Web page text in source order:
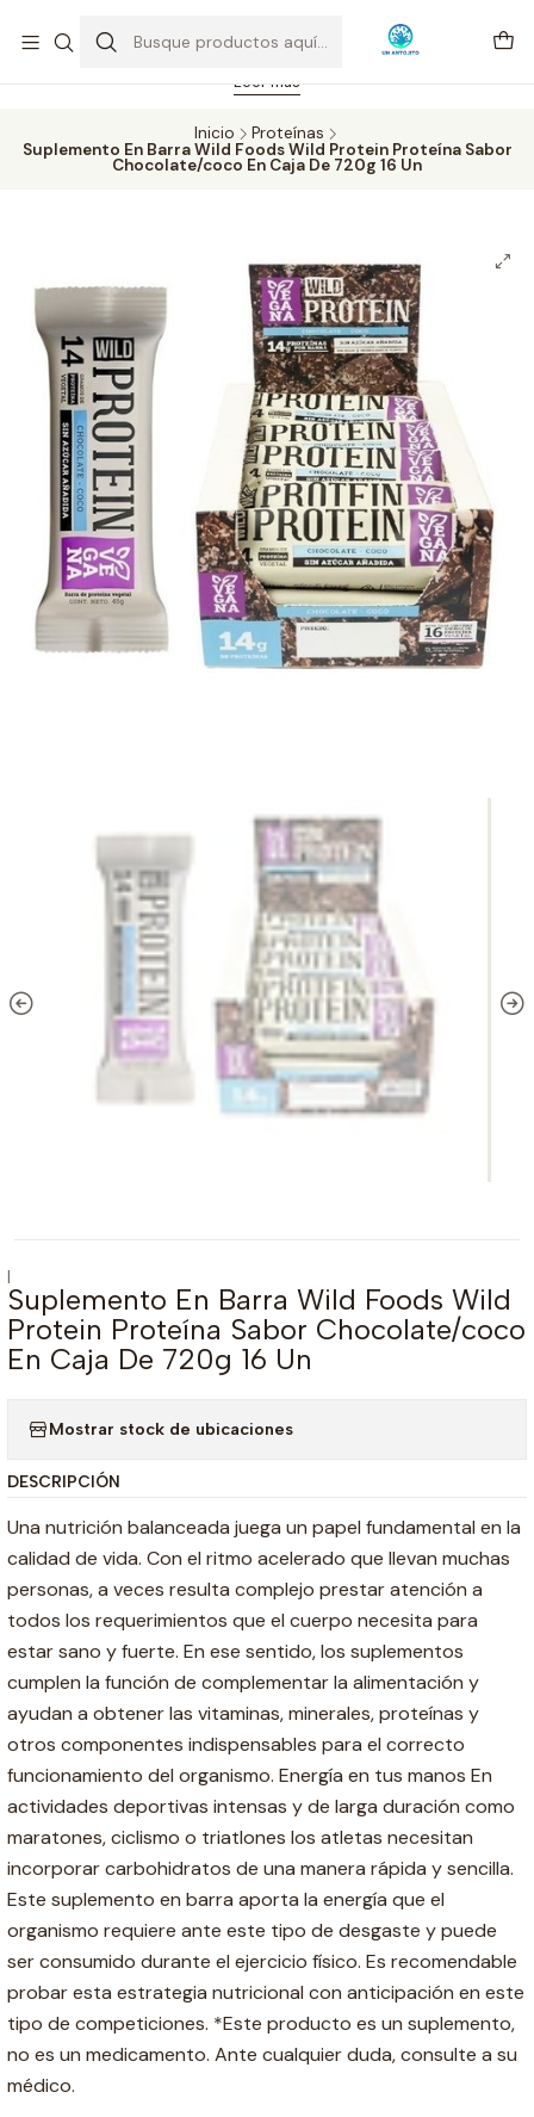
Feriado 21-05-2026 atención hasta las 14 hrs. Envío GRATIS mismo
día solo área Metropolitana Santiago por compras desde CLP 39.900.
Pedidos hasta 16 hrs., sábados y domingos hasta 14 hrs.
Leer más
Inicio
Proteínas
Suplemento En Barra Wild Foods Wild Protein Proteína Sabor
Chocolate/coco En Caja De 720g 16 Un
|
Suplemento En Barra Wild Foods Wild
Protein Proteína Sabor Chocolate/coco
En Caja De 720g 16 Un
Mostrar stock de ubicaciones
DESCRIPCIÓN
Una nutrición balanceada juega un papel fundamental en la
calidad de vida. Con el ritmo acelerado que llevan muchas
personas, a veces resulta complejo prestar atención a
todos los requerimientos que el cuerpo necesita para
estar sano y fuerte. En ese sentido, los suplementos
cumplen la función de complementar la alimentación y
ayudan a obtener las vitaminas, minerales, proteínas y
otros componentes indispensables para el correcto
funcionamiento del organismo. Energía en tus manos En
actividades deportivas intensas y de larga duración como
maratones, ciclismo o triatlones los atletas necesitan
incorporar carbohidratos de una manera rápida y sencilla.
Este suplemento en barra aporta la energía que el
organismo requiere ante este tipo de desgaste y puede
ser consumido durante el ejercicio físico. Es recomendable
probar esta estrategia nutricional con anticipación en este
tipo de competiciones. *Este producto es un suplemento,
no es un medicamento. Ante cualquier duda, consulte a su
médico.